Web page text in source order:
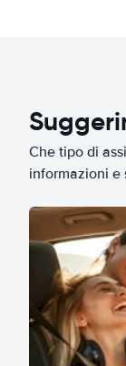
Che tipo di
informazioni e